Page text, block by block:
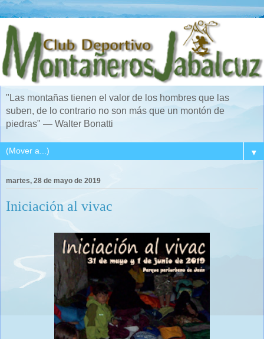
"Las montañas tienen el valor de los hombres que las
suben, de lo contrario no son más que un montón de
piedras" — Walter Bonatti
▼
martes, 28 de mayo de 2019
Iniciación al vivac